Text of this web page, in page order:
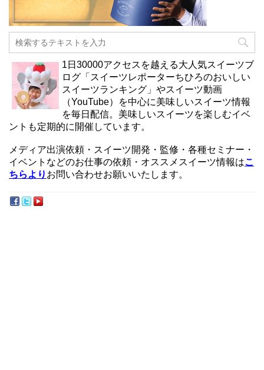
1日30000アクセスを越える大人気スイーツブ
ログ「スイーツレポーターちひろのおいしい
スイーツランキング」やスイーツ動画
（YouTube）を中心に美味しいスイーツ情報
を毎日配信。美味しいスイーツを楽しむイベ
ントも定期的に開催しています。
メディア出演依頼・スイーツ開発・監修・各種セミナー・
イベントなどのお仕事の依頼・オススメスイーツ情報はこ
ちらより お問い合わせお願いいたします。